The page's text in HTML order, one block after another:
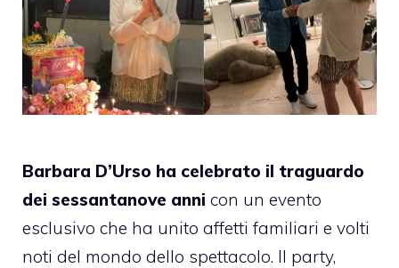
Barbara D’Urso ha celebrato il traguardo
dei sessantanove anni con un evento
esclusivo che ha unito affetti familiari e volti
noti del mondo dello spettacolo. Il party,